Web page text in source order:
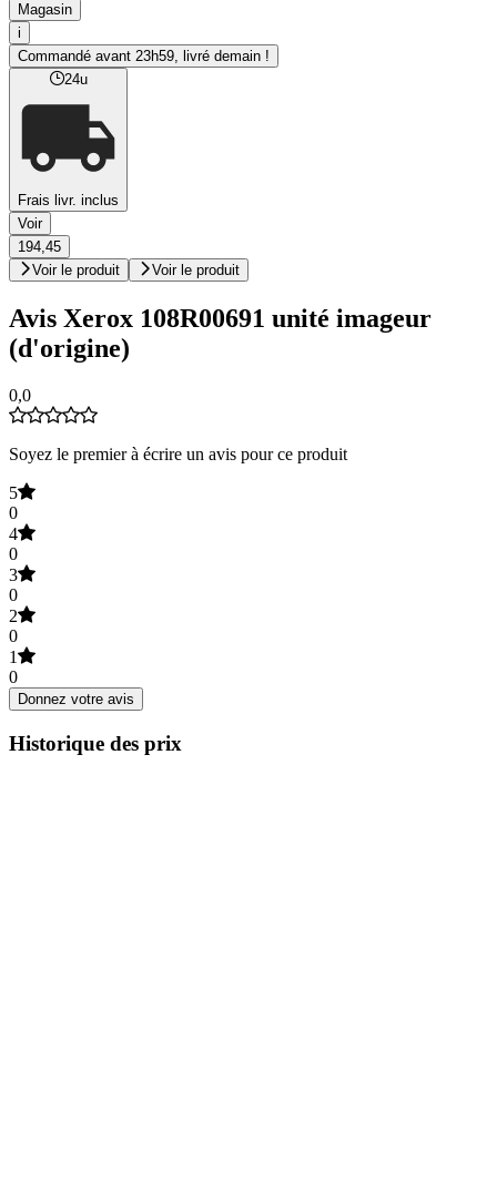
Magasin
i
Commandé avant 23h59, livré demain !
24u
Frais livr. inclus
Voir
194,45
Voir le produit
Voir le produit
Avis Xerox 108R00691 unité imageur
(d'origine)
0,0
Soyez le premier à écrire un avis pour ce produit
5
0
4
0
3
0
2
0
1
0
Donnez votre avis
Historique des prix